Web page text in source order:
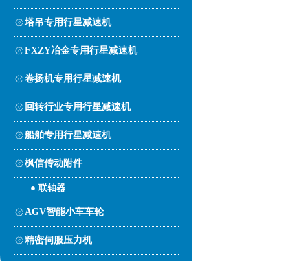
塔吊专用行星减速机
FXZY冶金专用行星减速机
卷扬机专用行星减速机
回转行业专用行星减速机
船舶专用行星减速机
枫信传动附件
联轴器
AGV智能小车车轮
精密伺服压力机